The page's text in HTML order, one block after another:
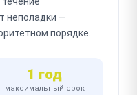
неполадки —
порядке.
1 год
максимальный срок